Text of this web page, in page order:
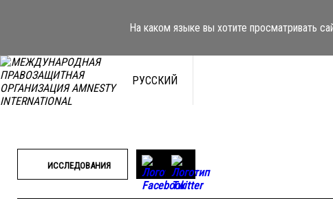
На каком языке вы хотите просматривать
РУССКИЙ
ИССЛЕДОВАНИЯ